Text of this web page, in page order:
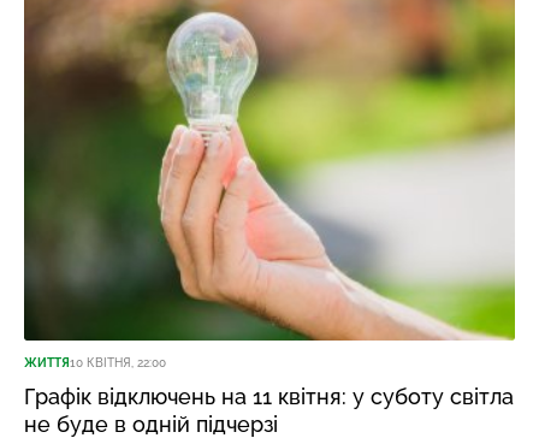
ЖИТТЯ10 КВІТНЯ, 22:00
Графік відключень на 11 квітня: у суботу світла
не буде в одній підчерзі